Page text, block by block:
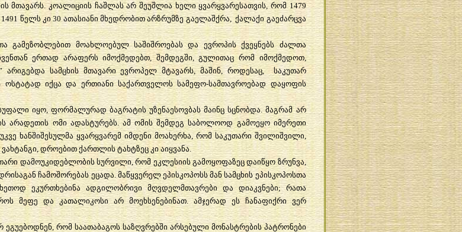
მთავარს .კოალიციის ჩაშლას არ შეუშლია ხელი ყვარყვარესათვის,რომ1479
1491წელს კი30ათასიანი მხედრობით არზრუმზე გაელაშქრა,ქალაქი გაეძარცვა
გამეზობლებით მოახლოებულ საშიშროებას და ევროპის ქვეყნებს ძალთა
ერთად არაფერს იმოქმედებთ,შემდეგში,გულითაც რომ იმოქმედოთ,
არიგებდა სამცხის მთავარი ევროპელ მტავარს,მაშინ,როდესაც,საკუთარ
ოსტატად იქცა და ერთიანი საქართველოს სამეფო-სამთავროებად დაყოფის
იყო,ფორმალურად ბაგრატის უზენაესოვბას მაინც სცნობდა.მაგრამ არ
არადეთის ომი ადასტურებს.ამ ომის შემდეგ საბოლოოდ გამოეყო იმერეთი
უკვე ხანშიშესულმა ყვარყვარემ იმდენი მოახერხა,რომ საკუთარი შვილიშვილი
ვახტანგი,დროებით ქართლის ტახტზეც კი აიყვანა.
დამოუკიდებლობის სურვილი ,რომ ეკლესიის გამოყოფაზეც დაიწყო ზრუნვა,
ჩამოშორებას ეცადა. მაწყვერელ ეპისკოპოსს მან სამცხის ეპისკოპოსთა
ეკურთხებინა ადგილობრივი მღვდელმთავრები და დიაკვნები;რათა
მეფე და კათალიკოსი არ მოეხსენებინათ.ამჯერად ეს ჩანაფიქრი ვერ
ეგუებოდნენ,რომ საათაბაგოს საზღვრებში არსებული მონასტრების პატრონები